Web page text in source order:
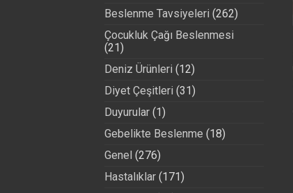
Beslenme Tavsiyeleri (262)
Çocukluk Çağı Beslenmesi
(21)
Deniz Ürünleri (12)
Diyet Çeşitleri (31)
Duyurular(1)
Gebelikte Beslenme (18)
Genel (276)
Hastalıklar(171)